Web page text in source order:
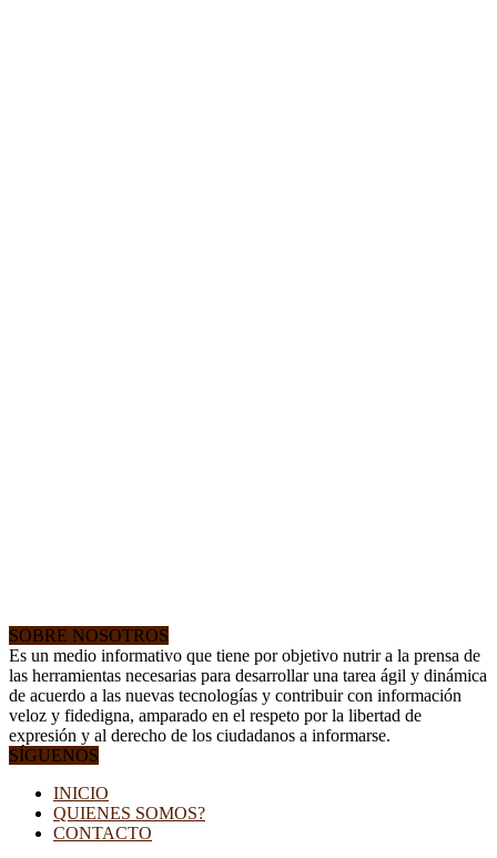
SOBRE NOSOTROS
Es un medio informativo que tiene por objetivo nutrir a la prensa de
las herramientas necesarias para desarrollar una tarea ágil y dinámica
de acuerdo a las nuevas tecnologías y contribuir con información
veloz y fidedigna, amparado en el respeto por la libertad de
expresión y al derecho de los ciudadanos a informarse.
SÍGUENOS
INICIO
QUIENES SOMOS?
CONTACTO